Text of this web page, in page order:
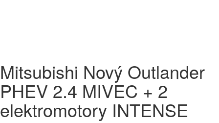
Mitsubishi Nový Outlander
PHEV 2.4 MIVEC + 2
elektromotory INTENSE